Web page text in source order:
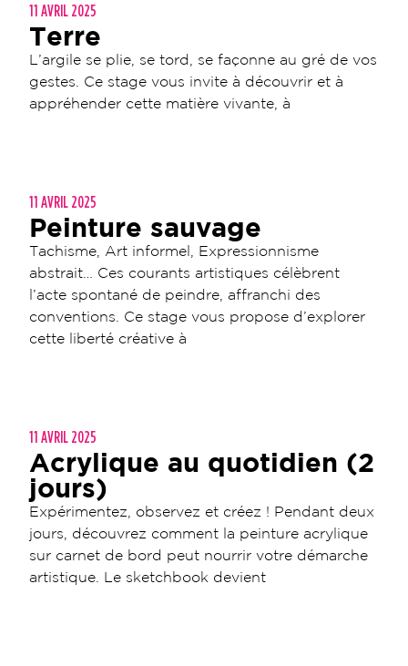
11 AVRIL 2025
Terre
L’argile se plie, se tord, se façonne au gré de vos
gestes. Ce stage vous invite à découvrir et à
appréhender cette matière vivante, à
11 AVRIL 2025
Peinture sauvage
Tachisme, Art informel, Expressionnisme
abstrait… Ces courants artistiques célèbrent
l’acte spontané de peindre, affranchi des
conventions. Ce stage vous propose d’explorer
cette liberté créative à
11 AVRIL 2025
Acrylique au quotidien (2
jours)
Expérimentez, observez et créez ! Pendant deux
jours, découvrez comment la peinture acrylique
sur carnet de bord peut nourrir votre démarche
artistique. Le sketchbook devient